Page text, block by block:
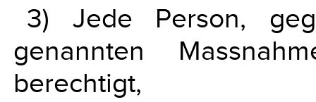
3) Jede Person,
genannten
berechtigt,